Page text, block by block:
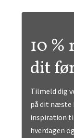
​10 %
dit
Tilmeld dig
på dit næste
inspiration
hverdagen